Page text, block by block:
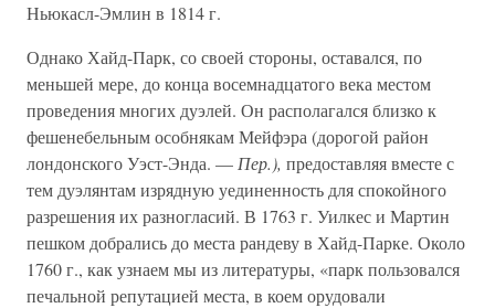
Ньюкасл-Эмлин в 1814 г.
Однако Хайд-Парк, со своей стороны, оставался, по
меньшей мере, до конца восемнадцатого века местом
проведения многих дуэлей. Он располагался близко к
фешенебельным особнякам Мейфэра (дорогой район
лондонского Уэст-Энда. — Пер.), предоставляя вместе с
тем дуэлянтам изрядную уединенность для спокойного
разрешения их разногласий. В 1763 г. Уилкес и Мартин
пешком добрались до места рандеву в Хайд-Парке. Около
1760 г., как узнаем мы из литературы, «парк пользовался
печальной репутацией места, в коем орудовали